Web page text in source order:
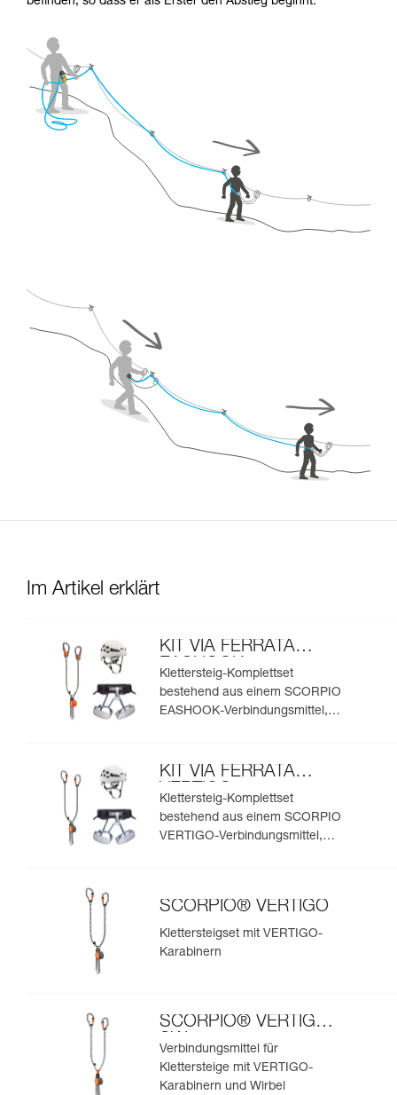
Im Artikel erklärt
KIT VIA FERRATA
EASHOOK
Klettersteig-Komplettset
bestehend aus einem SCORPIO
EASHOOK-Verbindungsmittel,
KIT VIA FERRATA
VERTIGO
Klettersteig-Komplettset
bestehend aus einem SCORPIO
VERTIGO-Verbindungsmittel,
SCORPIO® VERTIGO
Klettersteigset mit VERTIGO-
Karabinern
SCORPIO® VERTIGO
SW
Verbindungsmittel für
Klettersteige mit VERTIGO-
Karabinern und Wirbel